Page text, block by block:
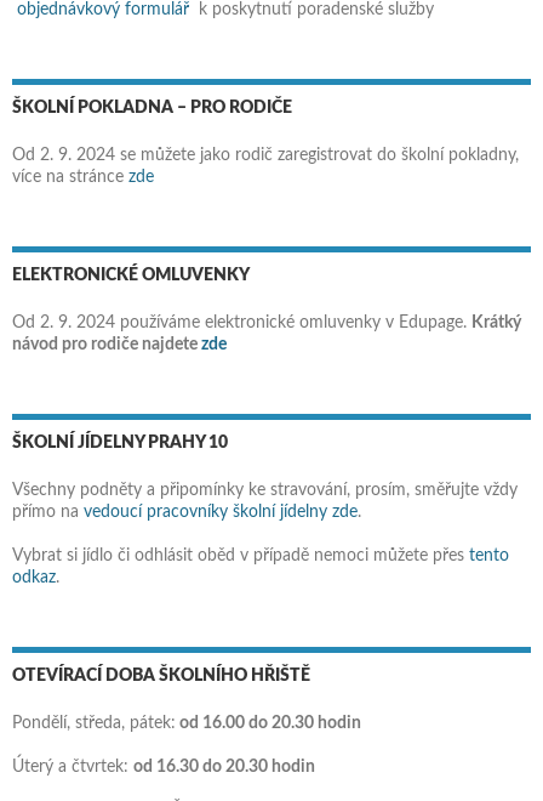
objednávkový formulář k poskytnutí poradenské služby
ŠKOLNÍ POKLADNA – PRO RODIČE
Od 2. 9. 2024 se můžete jako rodič zaregistrovat do školní pokladny,
více na stránce zde
ELEKTRONICKÉ OMLUVENKY
Od 2. 9. 2024 používáme elektronické omluvenky v Edupage. Krátký
návod pro rodiče najdete zde
ŠKOLNÍ JÍDELNY PRAHY 10
Všechny podněty a připomínky ke stravování, prosím, směřujte vždy
přímo na vedoucí pracovníky školní jídelny zde.
Vybrat si jídlo či odhlásit oběd v případě nemoci můžete přes tento
odkaz.
OTEVÍRACÍ DOBA ŠKOLNÍHO HŘIŠTĚ
Pondělí, středa, pátek: od 16.00 do 20.30 hodin
Úterý a čtvrtek: od 16.30 do 20.30 hodin